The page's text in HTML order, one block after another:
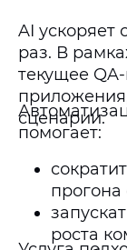
AI ускоряет
раз. В
текущее
сценарии.
помогает:
прогона
роста